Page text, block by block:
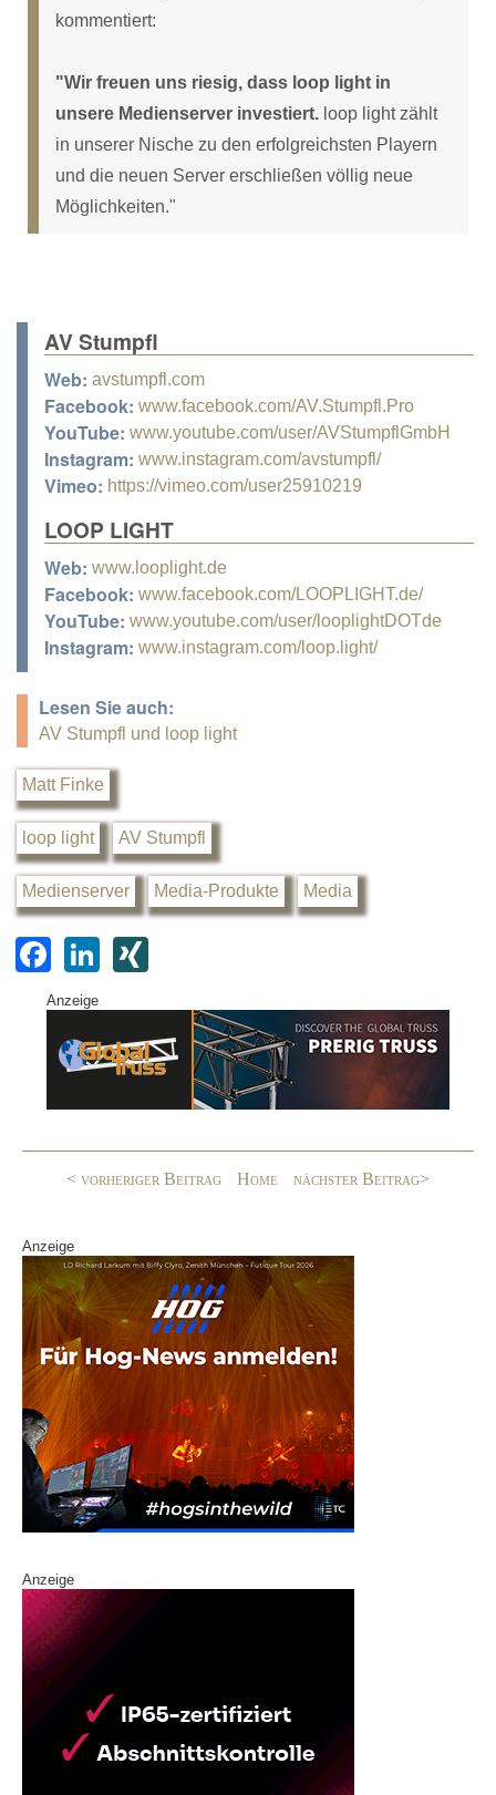
kommentiert:
"Wir freuen uns riesig, dass loop light in
unsere Medienserver investiert. loop light zählt
in unserer Nische zu den erfolgreichsten Playern
und die neuen Server erschließen völlig neue
Möglichkeiten."
AV Stumpfl
Web: avstumpfl.com
Facebook: www.facebook.com/AV.Stumpfl.Pro
YouTube: www.youtube.com/user/AVStumpflGmbH
Instagram: www.instagram.com/avstumpfl/
Vimeo: https://vimeo.com/user25910219
LOOP LIGHT
Web: www.looplight.de
Facebook: www.facebook.com/LOOPLIGHT.de/
YouTube: www.youtube.com/user/looplightDOTde
Instagram: www.instagram.com/loop.light/
Lesen Sie auch:
AV Stumpfl und loop light
Matt Finke
loop light AV Stumpfl
Medienserver Media-Produkte Media
F
a
c
e
o
Li
k
e
G
Anzeige
< vorheriger Beitrag Home nächster Beitrag>
Anzeige
Anzeige